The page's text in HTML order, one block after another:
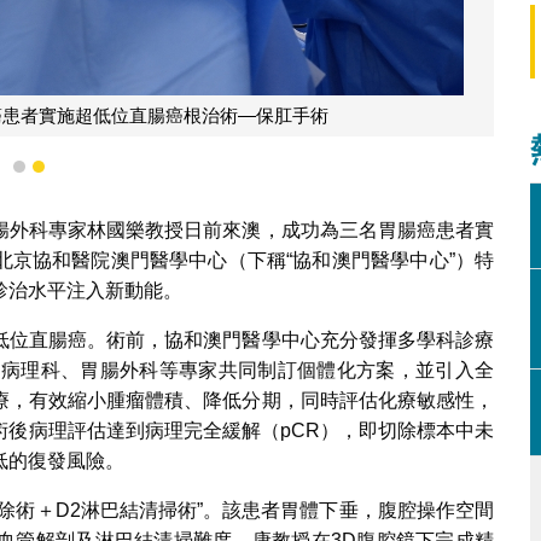
者實施超低位直腸癌根治術—保肛手術
1 2
科專家林國樂教授日前來澳，成功為三名胃腸癌患者實
協和醫院澳門醫學中心（下稱“協和澳門醫學中心”）特
水平注入新動能。
直腸癌。術前，協和澳門醫學中心充分發揮多學科診療
理科、胃腸外科等專家共同制訂個體化方案，並引入全
有效縮小腫瘤體積、降低分期，同時評估化療敏感性，
病理評估達到病理完全緩解（pCR），即切除標本中未
復發風險。
術＋D2淋巴結清掃術”。該患者胃體下垂，腹腔操作空間